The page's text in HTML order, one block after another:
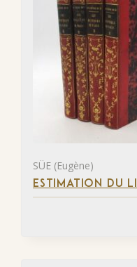
SÜE (Eugène)
ESTIMATION DU